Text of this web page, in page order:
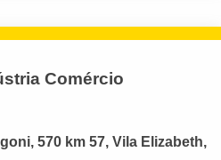
Comércio
570 km 57, Vila Elizabeth,